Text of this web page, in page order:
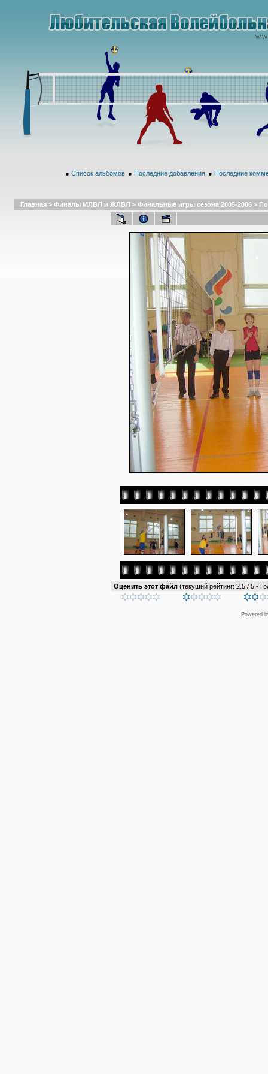
● Список альбомов ● Последние добавления ● Последние
Главная > Финалы МЛВЛ и ЖЛВЛ > Финальные игры сезона 2005-2006 >
Оценить этот файл (текущий рейтинг: 2.5 / 5 -
Powered